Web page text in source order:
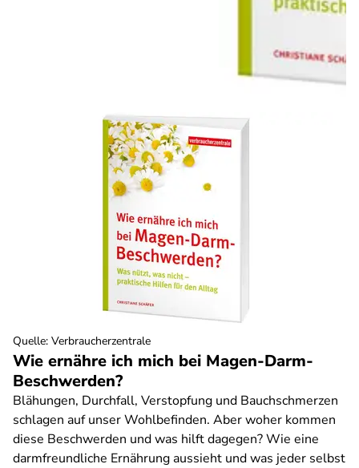
Wie ernähre ich mich bei Magen-Darm-
Beschwerden?
Blähungen, Durchfall, Verstopfung und Bauchschmerzen
schlagen auf unser Wohlbefinden. Aber woher kommen
diese Beschwerden und was hilft dagegen? Wie eine
darmfreundliche Ernährung aussieht und was jeder selbst
Quelle: Verbraucherzentrale